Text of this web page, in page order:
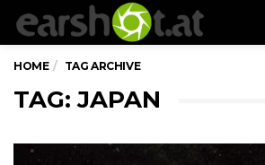
HOME TAG ARCHIVE
TAG: JAPAN